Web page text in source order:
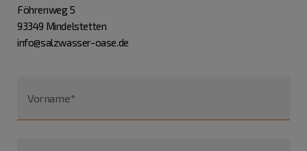
Föhrenweg 5
93349 Mindelstetten
info@salzwasser-oase.de
Vorname*